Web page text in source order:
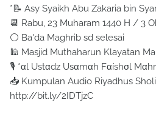
📆 Rabu, 23 Muharam 1440 H / 3
⚪ Ba'da Maghrib sd selesai
🕌 Masjid Muthaharun Klayatan
📥 Kumpulan Audio Riyadhus
http://bit.ly/2IDTjzC